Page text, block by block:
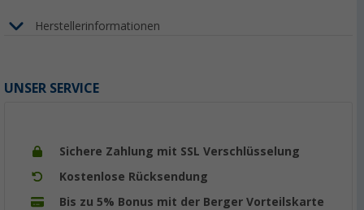
Herstellerinformationen
UNSER SERVICE
Sichere Zahlung mit SSL Verschlüsselung
Kostenlose Rücksendung
Bis zu 5% Bonus mit der Berger Vorteilskarte